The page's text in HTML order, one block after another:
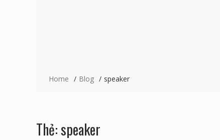
Home Blog speaker
Thẻ:speaker